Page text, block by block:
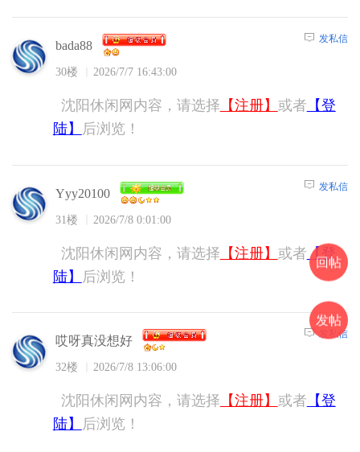
bada88
30楼 2026/7/7 16:43:00
发私信
沈阳休闲网内容，请选择 【注册】 或者 【登
陆】
后浏览！
Yyy20100
31楼 2026/7/8 0:01:00
发私信
沈阳休闲网内容，请选择 【注册】 或者 【登
陆】
后浏览！
哎呀真没想好
32楼 2026/7/8 13:06:00
发私信
沈阳休闲网内容，请选择 【注册】 或者 【登
陆】
后浏览！
回帖
发帖